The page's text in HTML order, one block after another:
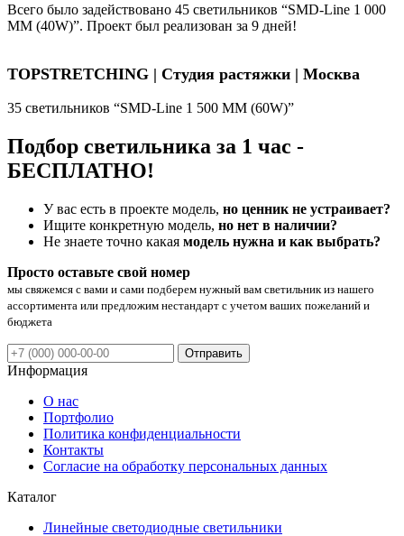
Всего было задействовано 45 светильников “SMD-Line 1 000
ММ (40W)”. Проект был реализован за 9 дней!
TOPSTRETCHING | Студия растяжки | Москва
35 светильников “SMD-Line 1 500 ММ (60W)”
Подбор светильника за 1 час -
БЕСПЛАТНО!
У вас есть в проекте модель, но ценник не устраивает?
Ищите конкретную модель, но нет в наличии?
Не знаете точно какая модель нужна и как выбрать?
Просто оставьте свой номер
мы свяжемся с вами и сами подберем нужный вам светильник из нашего
ассортимента или предложим нестандарт с учетом ваших пожеланий и
бюджета
Отправить
Информация
О нас
Портфолио
Политика конфиденциальности
Контакты
Согласие на обработку персональных данных
Каталог
Линейные светодиодные светильники